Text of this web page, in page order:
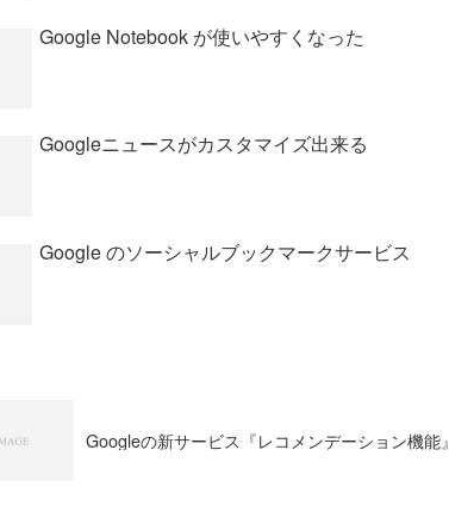
Google Notebook が使いやすくなった
Googleニュースがカスタマイズ出来る
Google のソーシャルブックマークサービス
Googleの新サービス『レコメンデーション機能』